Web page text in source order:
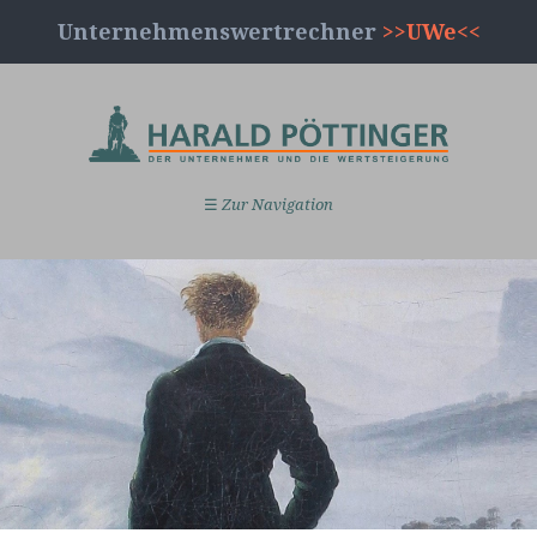
Unternehmenswertrechner >>UWe<<
☰ Zur Navigation